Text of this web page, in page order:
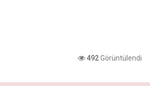
492Görüntülendi